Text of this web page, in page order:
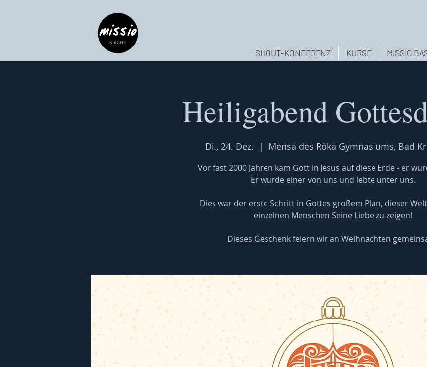
MISSIO
KURSE
SHOUT-KONFERENZ
Heiligabend
Di., 24. Dez.
  |
Mensa des Röka Gymnasiums, Bad
Vor fast 2000 Jahren kam Gott in Jesus auf diese Erde - er
Er wurde einer von uns und lebte unter uns.
Dies war der erste Schritt in Gottes großem Plan, dieser
einzelnen Menschen Seine Liebe zu zeigen!
Dieses Geschenk feiern wir an Weihnachten